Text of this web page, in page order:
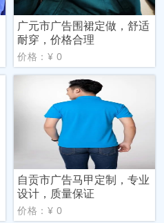
广元市广告围裙定做，舒适
耐穿，价格合理
价格：¥ 0
自贡市广告马甲定制，专业
设计，质量保证
价格：¥ 0